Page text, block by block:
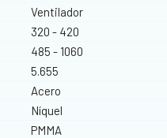
Ventilador
320 - 420
485 - 1060
5.655
Acero
Níquel
PMMA